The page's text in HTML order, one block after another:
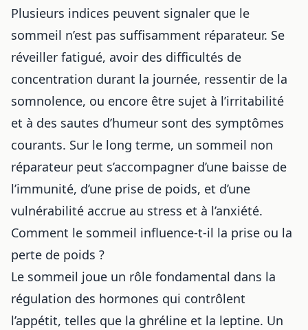
Plusieurs indices peuvent signaler que le
sommeil n’est pas suffisamment réparateur. Se
réveiller fatigué, avoir des difficultés de
concentration durant la journée, ressentir de la
somnolence, ou encore être sujet à l’irritabilité
et à des sautes d’humeur sont des symptômes
courants. Sur le long terme, un sommeil non
réparateur peut s’accompagner d’une baisse de
l’immunité, d’une prise de poids, et d’une
vulnérabilité accrue au stress et à l’anxiété.
Comment le sommeil influence-t-il la prise ou la
perte de poids ?
Le sommeil joue un rôle fondamental dans la
régulation des hormones qui contrôlent
l’appétit, telles que la ghréline et la leptine. Un